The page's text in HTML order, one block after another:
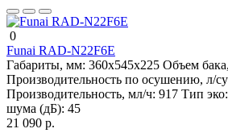
0
Funai RAD-N22F6E
Габариты, мм: 360х545х225 Объем
Производительность по осушению, л/
Производительность, мл/ч: 917 Тип эко:
шума (дБ): 45
21 090 р.